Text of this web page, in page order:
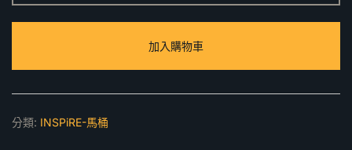
體
桶
數
量
加入購物車
分類: INSPiRE-馬桶